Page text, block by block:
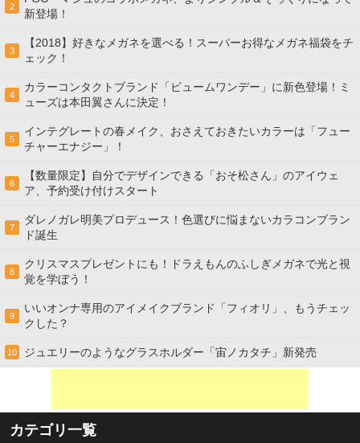
2
新登場！
3
【2018】好きなメガネを選べる！スーパーお得なメガネ福袋をチ
ェック！
4
カラーコンタクトブランド「ビュームワンデー」に新色登場！ミ
ューズは本田翼さんに決定！
5
インテグレートの春メイク、おさえておきたいカラーは「フュー
チャーエナジー」！
6
【数量限定】自分でデザインできる「おそ松さん」のアイウェ
ア、予約受け付けスタート
7
ダレノガレ明美プロデュース！色選びに悩まないカラコンブラン
ド誕生
8
クリスマスプレゼントにも！ドラえもんのふしぎメガネで光と視
覚を学ぼう！
9
いいオンナ専用のアイメイクブランド「フィオリ」、もうチェッ
クした？
10 ジュエリーのようなグラスホルダー「宙ノカタチ」新発売
カテゴリ一覧